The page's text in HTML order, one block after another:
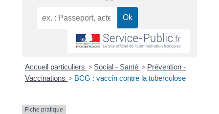
Accueil particuliers > Social - Santé > Prévention -
Vaccinations > BCG : vaccin contre la tuberculose
Fiche pratique